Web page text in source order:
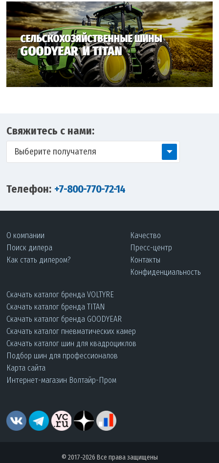
Свяжитесь с нами:
Выберите получателя
Телефон: +7-800-770-72-14
О компании
Поиск дилера
Как стать дилером?
Качество
Пресс-центр
Контакты
Конфиденциальность
Скачать каталог бренда VOLTYRE
Скачать каталог бренда TITAN
Скачать каталог бренда GOODYEAR
Скачать каталог пневматических камер
Скачать каталог шин для квадроциклов
Подбор шин для профессионалов
Карта сайта
Интернет-магазин Волтайр-Пром
© 2017-2026 Все права защищены